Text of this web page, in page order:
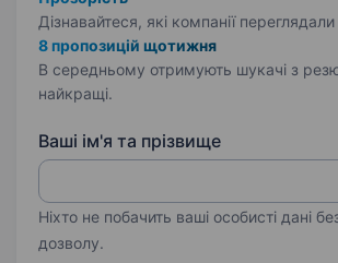
Дізнавайтеся, які компанії
8 пропозицій щотижня
В середньому отримують шукачі з
найкращі.
Ваші ім'я та прізвище
Ніхто не побачить ваші особисті дані
дозволу.